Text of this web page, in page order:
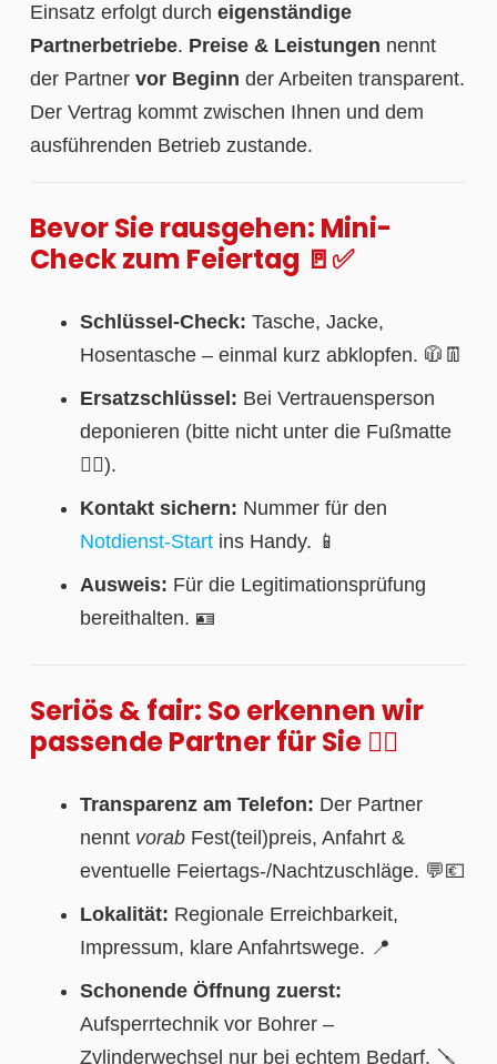
Einsatz erfolgt durch eigenständige
Partnerbetriebe. Preise & Leistungen nennt
der Partner vor Beginn der Arbeiten transparent.
Der Vertrag kommt zwischen Ihnen und dem
ausführenden Betrieb zustande.
Bevor Sie rausgehen: Mini-
Check zum Feiertag 🚪✅
Schlüssel-Check: Tasche, Jacke,
Hosentasche – einmal kurz abklopfen. 🧥👖
Ersatzschlüssel: Bei Vertrauensperson
deponieren (bitte nicht unter die Fußmatte
🙅‍♀️).
Kontakt sichern: Nummer für den
Notdienst-Start ins Handy. 📱
Ausweis: Für die Legitimationsprüfung
bereithalten. 🪪
Seriös & fair: So erkennen wir
passende Partner für Sie 🕵️‍♀️
Transparenz am Telefon: Der Partner
nennt vorab Fest(teil)preis, Anfahrt &
eventuelle Feiertags-/Nachtzuschläge. 💬💶
Lokalität: Regionale Erreichbarkeit,
Impressum, klare Anfahrtswege. 📍
Schonende Öffnung zuerst:
Aufsperrtechnik vor Bohrer –
Zylinderwechsel nur bei echtem Bedarf. 🪛